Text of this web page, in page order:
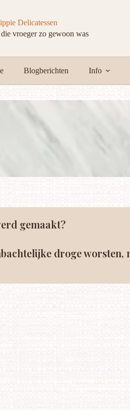
Delicatessen
vroeger zo gewoon was
Blogberichten Info
gemaakt?
droge worsten,